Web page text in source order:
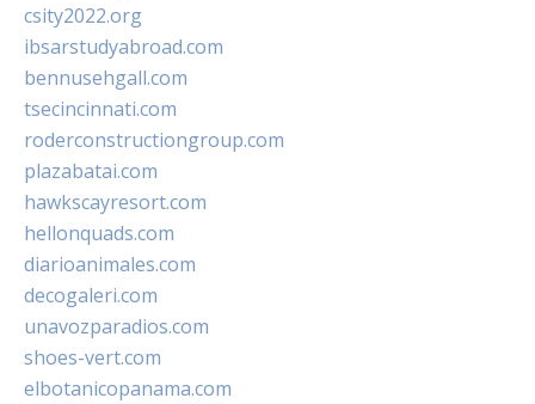
csity2022.org
ibsarstudyabroad.com
bennusehgall.com
tsecincinnati.com
roderconstructiongroup.com
plazabatai.com
hawkscayresort.com
hellonquads.com
diarioanimales.com
decogaleri.com
unavozparadios.com
shoes-vert.com
elbotanicopanama.com